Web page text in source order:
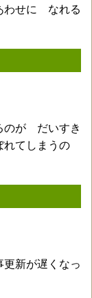
せに なれる
のが だいすき
てしまうの
新が遅くなっ